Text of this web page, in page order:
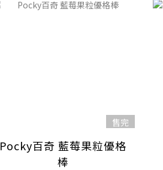
售完
Pocky百奇 藍莓果粒優格
棒